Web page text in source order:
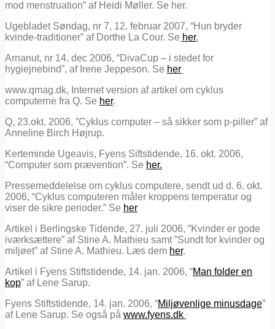
mod menstruation” af Heidi Møller. Se her.
Ugebladet Søndag, nr 7, 12. februar 2007, “Hun bryder
kvinde-traditioner” af Dorthe La Cour. Se her.
Arnanut, nr 14, dec 2006, “DivaCup – i stedet for
hygiejnebind”, af Irene Jeppeson. Se her
www.qmag.dk, Internet version af artikel om cyklus
computerne fra Q. Se her.
Q, 23.okt. 2006, ”Cyklus computer – så sikker som p-piller” af
Anneline Birch Højrup.
Kerteminde Ugeavis, Fyens Siftstidende, 16. okt. 2006,
“Computer som prævention”. Se her.
Pressemeddelelse om cyklus computere, sendt ud d. 6. okt.
2006, “Cyklus computeren måler kroppens temperatur og
viser de sikre perioder.” Se her
Artikel i Berlingske Tidende, 27. juli 2006, ”Kvinder er gode
iværksættere” af Stine A. Mathieu samt ”Sundt for kvinder og
miljøet” af Stine A. Mathieu. Læs dem her.
Artikel i Fyens Stiftstidende, 14. jan. 2006, “Man folder en
kop” af Lene Sarup.
Fyens Stiftstidende, 14. jan. 2006, “Miljøvenlige minusdage”
af Lene Sarup. Se også på www.fyens.dk